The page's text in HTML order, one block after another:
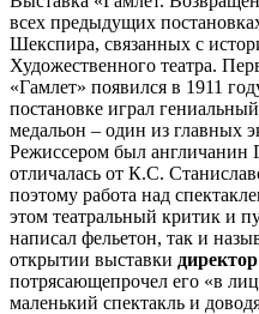
всех предыдущих
Шекспира, связанных с
Художественного театра.
«Гамлет» появился в 1911
постановке играл
медальон – один из главных
Режиссером был англичанин
отличалась от К.С.
поэтому работа над
этом театральный критик и
написал фельетон, так и
открытии выставки
потрясающепрочел его «в
маленький спектакль и